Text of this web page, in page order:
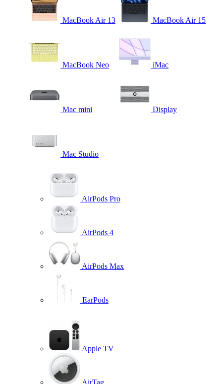
MacBook Air 13 MacBook Air 15
MacBook Neo iMac
Mac mini Display
Mac Studio
AirPods Pro
AirPods 4
AirPods Max
EarPods
Apple TV